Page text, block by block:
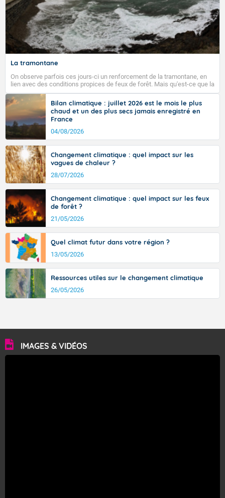
La tramontane
On observe parfois ces jours-ci un renforcement de la tramontane, en
lien avec des conditions propices de feux de forêt. Mais qu'est-ce que la
tramontane ? Quelles sont ses caractéristiques ? La tramontane est un
vent turbulent soufflant de secteur nord-ouest à nord, ou ouest à nord-
ouest, dans un secteur qui part du Roussillon à la vallée de l’Aude et à
l’ouest de l’Hérault. L’étymologie de ce vent vient du latin trasmontanus,
signifiant au-delà des monts, en allusion aux régions montagneuses
d’où provient ce vent.
Bilan climatique : juillet 2026 est le mois le plus
chaud et un des plus secs jamais enregistré en
France
04/08/2026
Changement climatique : quel impact sur les
vagues de chaleur ?
28/07/2026
Changement climatique : quel impact sur les feux
de forêt ?
21/05/2026
Quel climat futur dans votre région ?
13/05/2026
Ressources utiles sur le changement climatique
26/05/2026
IMAGES & VIDÉOS